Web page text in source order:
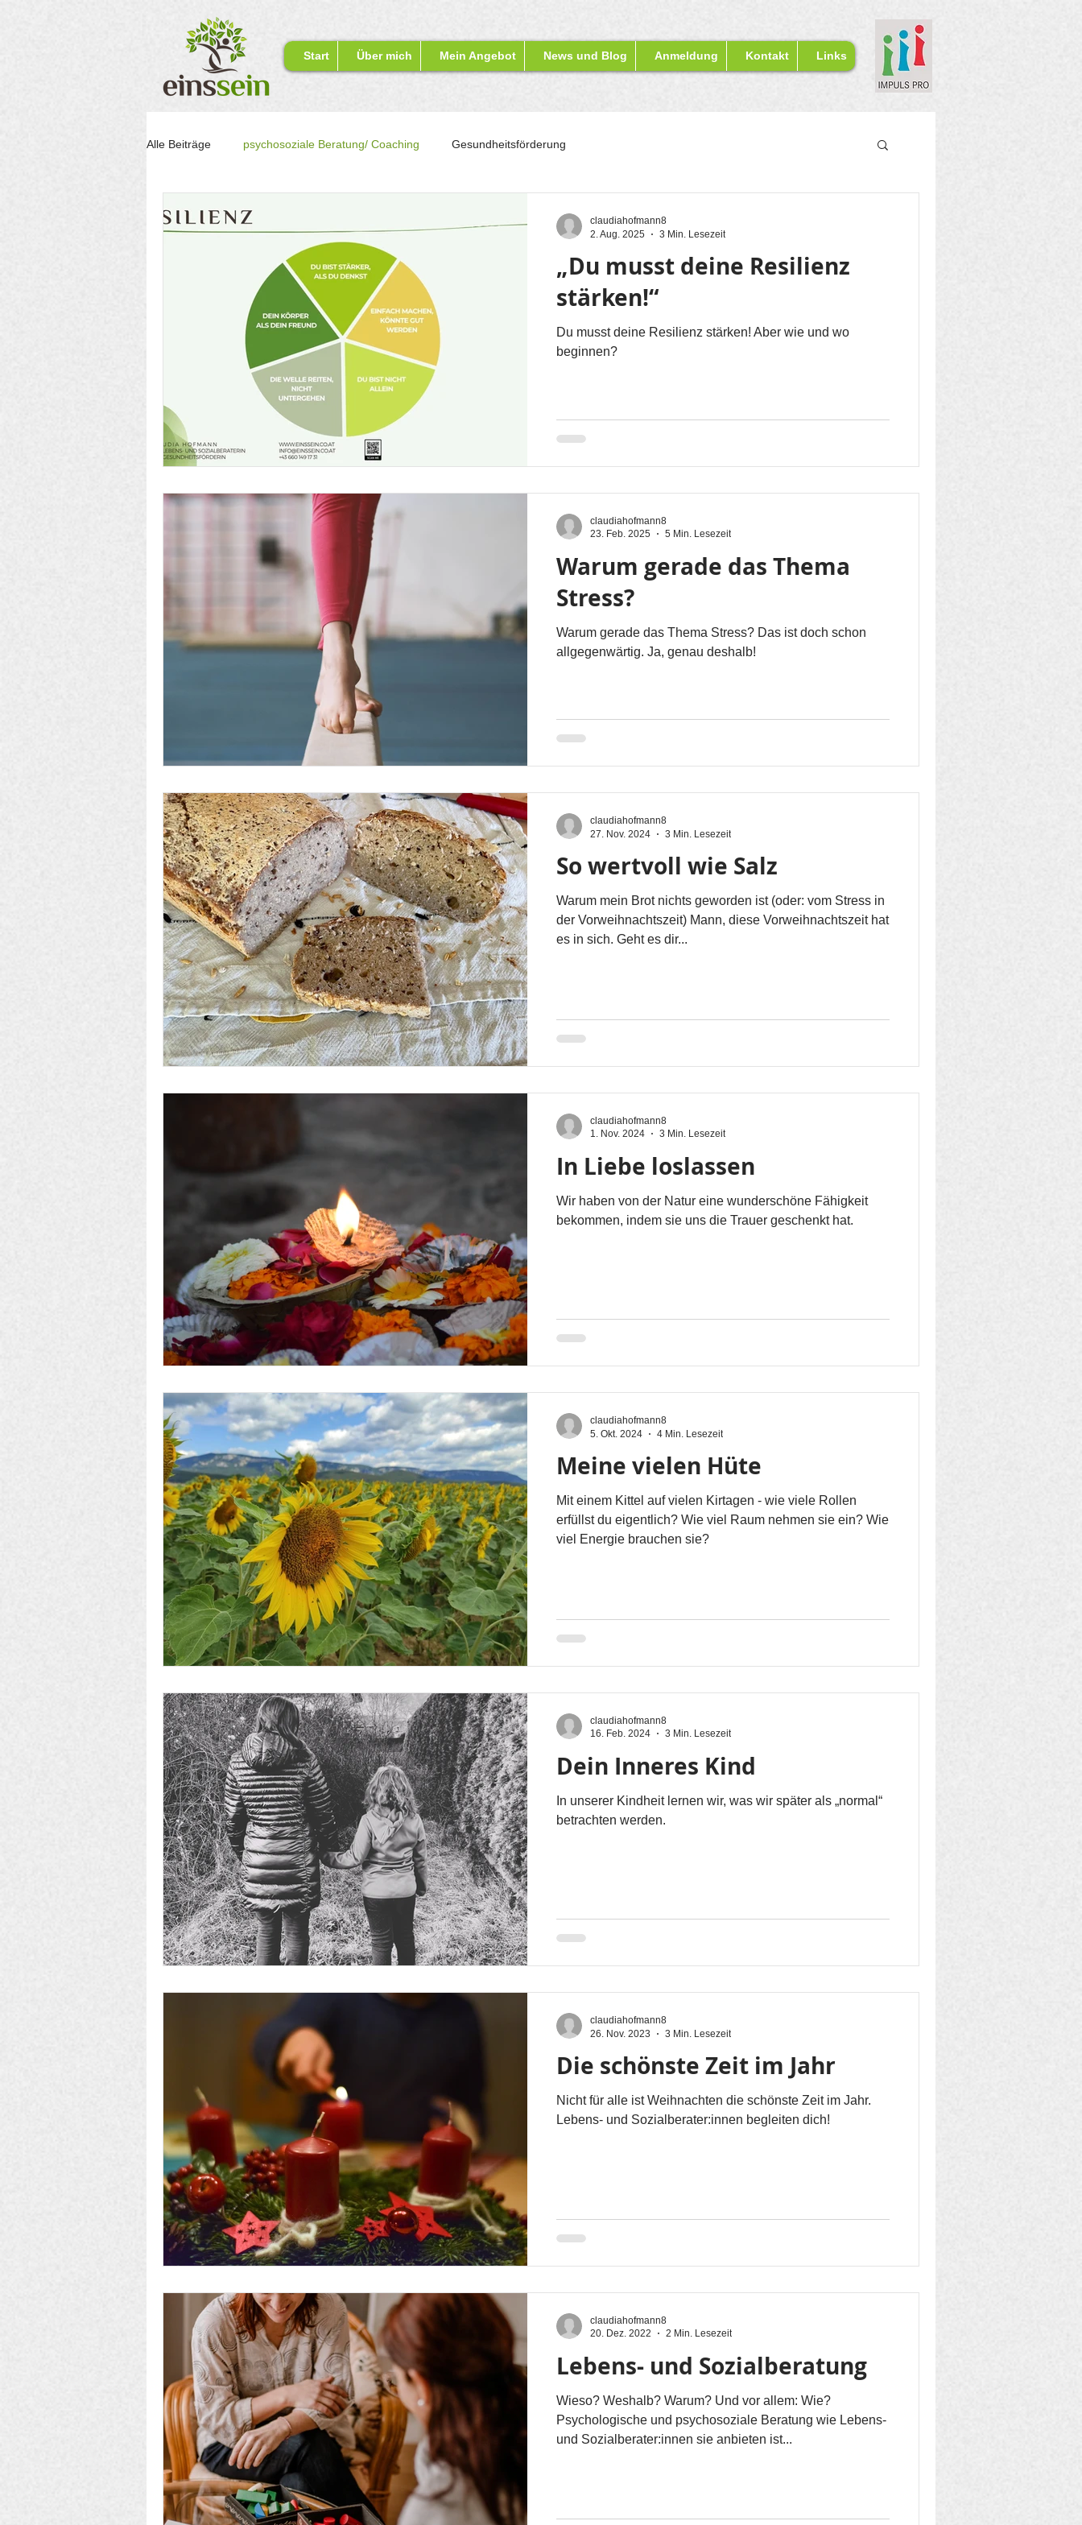
Start Über mich Mein Angebot News und Blog Anmeldung Kontakt Links
Alle Beiträge psychosoziale Beratung/ Coaching Gesundheitsförderung
„Du musst deine Resilienz
stärken!“
Du musst deine Resilienz stärken! Aber wie und wo
beginnen?
claudiahofmann8
2. Aug. 2025
3 Min. Lesezeit
Warum gerade das Thema
Stress?
Warum gerade das Thema Stress? Das ist doch schon
allgegenwärtig. Ja, genau deshalb!
claudiahofmann8
23. Feb. 2025
5 Min. Lesezeit
So wertvoll wie Salz
Warum mein Brot nichts geworden ist (oder: vom Stress in
der Vorweihnachtszeit) Mann, diese Vorweihnachtszeit hat
es in sich. Geht es dir...
claudiahofmann8
27. Nov. 2024
3 Min. Lesezeit
In Liebe loslassen
Wir haben von der Natur eine wunderschöne Fähigkeit
bekommen, indem sie uns die Trauer geschenkt hat.
claudiahofmann8
1. Nov. 2024
3 Min. Lesezeit
Meine vielen Hüte
Mit einem Kittel auf vielen Kirtagen - wie viele Rollen
erfüllst du eigentlich? Wie viel Raum nehmen sie ein? Wie
viel Energie brauchen sie?
claudiahofmann8
5. Okt. 2024
4 Min. Lesezeit
Dein Inneres Kind
In unserer Kindheit lernen wir, was wir später als „normal“
betrachten werden.
claudiahofmann8
16. Feb. 2024
3 Min. Lesezeit
Die schönste Zeit im Jahr
Nicht für alle ist Weihnachten die schönste Zeit im Jahr.
Lebens- und Sozialberater:innen begleiten dich!
claudiahofmann8
26. Nov. 2023
3 Min. Lesezeit
Lebens- und Sozialberatung
Wieso? Weshalb? Warum? Und vor allem: Wie?
Psychologische und psychosoziale Beratung wie Lebens-
und Sozialberater:innen sie anbieten ist...
claudiahofmann8
20. Dez. 2022
2 Min. Lesezeit